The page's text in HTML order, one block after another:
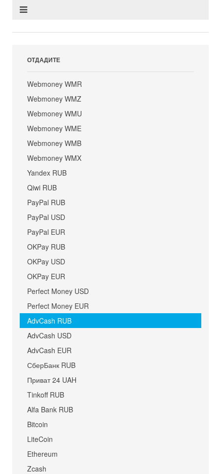
ОТДАДИТЕ
Webmoney WMR
Webmoney WMZ
Webmoney WMU
Webmoney WME
Webmoney WMB
Webmoney WMX
Yandex RUB
Qiwi RUB
PayPal RUB
PayPal USD
PayPal EUR
OKPay RUB
OKPay USD
OKPay EUR
Perfect Money USD
Perfect Money EUR
AdvCash RUB
AdvCash USD
AdvCash EUR
СберБанк RUB
Приват 24 UAH
Tinkoff RUB
Alfa Bank RUB
Bitcoin
LiteCoin
Ethereum
Zcash